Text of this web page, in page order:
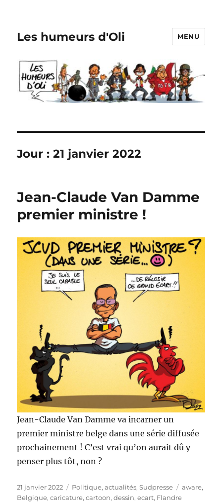
Les humeurs d'Oli MENU
Jour :21 janvier 2022
Jean-Claude Van Damme
premier ministre !
Jean-Claude Van Damme va incarner un
premier ministre belge dans une série diffusée
prochainement ! C’est vrai qu’on aurait dû y
penser plus tôt, non ?
Publié
le
21 janvier 2022 Catégories
Politique, actualités,Sudpresse Étiquettes
aware,
Belgique,caricature,cartoon,dessin,ecart, Flandre